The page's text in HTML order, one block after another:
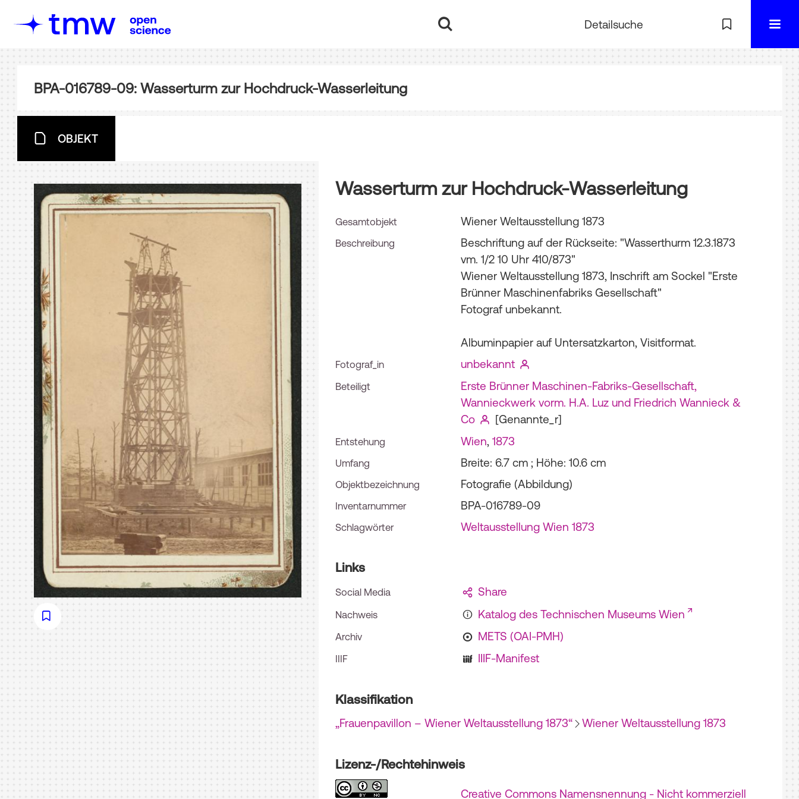
Detailsuche
BPA-016789-09: Wasserturm zur Hochdruck-Wasserleitung
OBJEKT
Wasserturm zur Hochdruck-Wasserleitung
Gesamtobjekt Wiener Weltausstellung 1873
Beschreibung
Beschriftung auf der Rückseite: "Wasserthurm 12.3.1873
vm. 1/2 10 Uhr 410/873"
Wiener Weltausstellung 1873, Inschrift am Sockel "Erste
Brünner Maschinenfabriks Gesellschaft"
Fotograf unbekannt.
Albuminpapier auf Untersatzkarton, Visitformat.
Fotograf_in unbekannt
Beteiligt
Erste Brünner Maschinen-Fabriks-Gesellschaft,
Wannieckwerk vorm. H.A. Luz und Friedrich Wannieck &
Co
[Genannte_r]
Entstehung Wien, 1873
Umfang Breite: 6.7 cm ; Höhe: 10.6 cm
Objektbezeichnung Fotografie (Abbildung)
Inventarnummer BPA-016789-09
Schlagwörter Weltausstellung Wien 1873
Links
Social Media Share
Nachweis Katalog des Technischen Museums Wien
Archiv METS (OAI-PMH)
IIIF IIIF-Manifest
Klassifikation
„Frauenpavillon – Wiener Weltausstellung 1873“ Wiener Weltausstellung 1873
Lizenz-/Rechtehinweis
Creative Commons Namensnennung - Nicht kommerziell